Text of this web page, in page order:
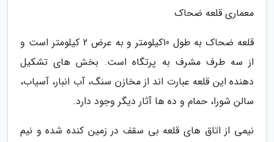
معماری قلعه ضحاک
قلعه ضحاک به طول 10کیلومتر و به عرض 2 کیلومتر است و
از سه طرف مشرف به پرتگاه است. بخش های تشکیل
دهنده این قلعه عبارت اند از مخازن سنگ، آب انبار، آسیاب،
سالن شورا، حمام و ده ها آثار دیگر وجود دارد.
نیمی از اتاق های قلعه بی سقف در زمین کنده شده و نیم